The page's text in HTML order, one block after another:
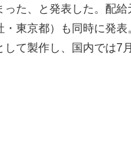
た、と発表した。配給
・東京都）も同時に発表
て製作し、国内では7